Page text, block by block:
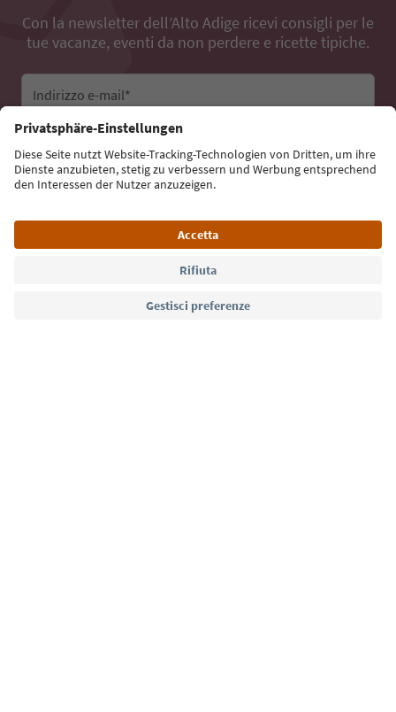
Con la newsletter dell’Alto Adige ricevi consigli per le
tue vacanze, eventi da non perdere e ricette tipiche.
Indirizzo e-mail*
Iscriviti alla newsletter